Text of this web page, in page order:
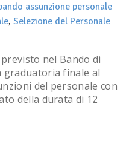
assunzione personale
, Selezione del Personale
nel Bando di
graduatoria finale al
del personale con
della durata di 12